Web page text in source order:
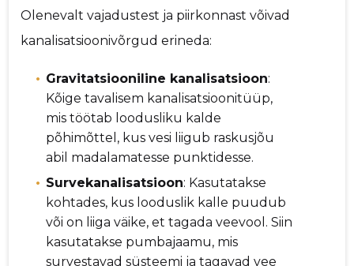
Olenevalt vajadustest ja piirkonnast võivad
kanalisatsioonivõrgud erineda:
Gravitatsiooniline kanalisatsioon:
Kõige tavalisem kanalisatsioonitüüp,
mis töötab loodusliku kalde
põhimõttel, kus vesi liigub raskusjõu
abil madalamatesse punktidesse.
Survekanalisatsioon: Kasutatakse
kohtades, kus looduslik kalle puudub
või on liiga väike, et tagada veevool. Siin
kasutatakse pumbajaamu, mis
survestavad süsteemi ja tagavad vee